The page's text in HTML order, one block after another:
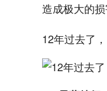
造成极大的
12年过去了